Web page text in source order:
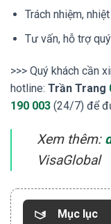
Trách nhiệm,
Tư vấn, hỗ trợ
>>> Quý khách cần
hotline: Trần Trang
190 003 (24/7) để
Xem thêm:
VisaGlobal
Mục lục